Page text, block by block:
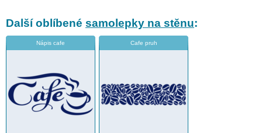
Další oblíbené samolepky na stěnu:
Nápis cafe Cafe pruh